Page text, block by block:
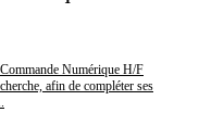
Numérique H/F
afin de compléter ses